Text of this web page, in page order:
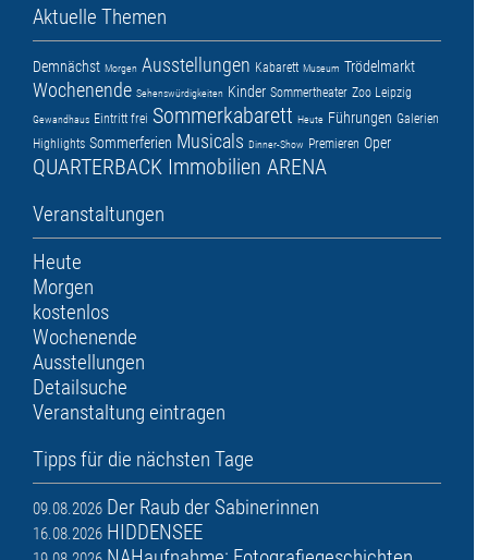
Aktuelle Themen
Demnächst Morgen Ausstellungen Kabarett Museum Trödelmarkt
Wochenende Sehenswürdigkeiten Kinder Sommertheater Zoo Leipzig
Gewandhaus Eintritt frei Sommerkabarett Heute Führungen Galerien
Highlights Sommerferien Musicals Dinner-Show Premieren Oper
QUARTERBACK Immobilien ARENA
Veranstaltungen
Heute
Morgen
kostenlos
Wochenende
Ausstellungen
Detailsuche
Veranstaltung eintragen
Tipps für die nächsten Tage
09.08.2026 Der Raub der Sabinerinnen
16.08.2026 HIDDENSEE